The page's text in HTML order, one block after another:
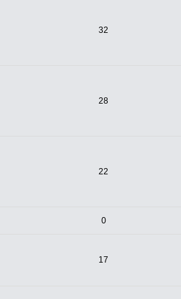
32
28
22
0
17